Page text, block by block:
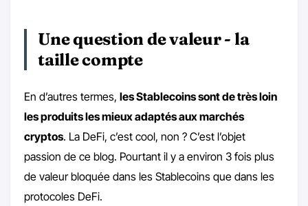
Une question de valeur - la
taille compte
En d’autres termes, les Stablecoins sont de très loin
les produits les mieux adaptés aux marchés
cryptos. La DeFi, c’est cool, non ? C’est l’objet
passion de ce blog. Pourtant il y a environ 3 fois plus
de valeur bloquée dans les Stablecoins que dans les
protocoles DeFi.